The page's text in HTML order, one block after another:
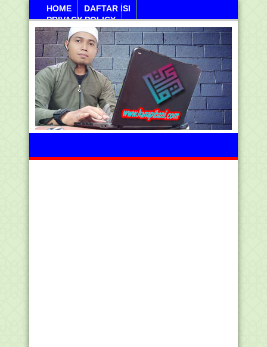
HOME
DAFTAR ISI
PRIVACY POLICY
Kamis, 06 Agustus 2026